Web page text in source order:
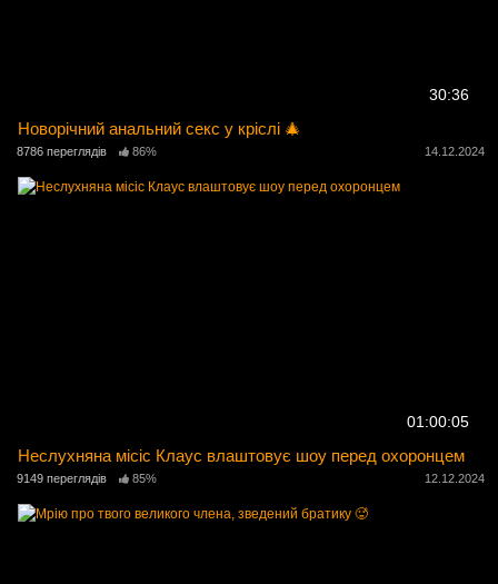
30:36
Новорічний анальний секс у кріслі 🎄
8786 переглядів 86% 14.12.2024
01:00:05
Неслухняна місіс Клаус влаштовує шоу перед охоронцем
9149 переглядів 85% 12.12.2024